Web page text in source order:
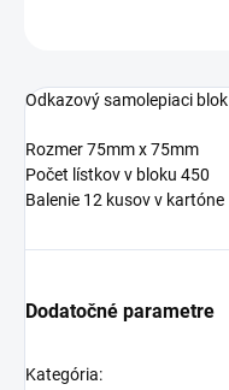
Odkazový samolepiaci blok
Rozmer 75mm x 75mm
Počet lístkov v bloku 450
Balenie 12 kusov v kartóne
Dodatočné parametre
Kategória: